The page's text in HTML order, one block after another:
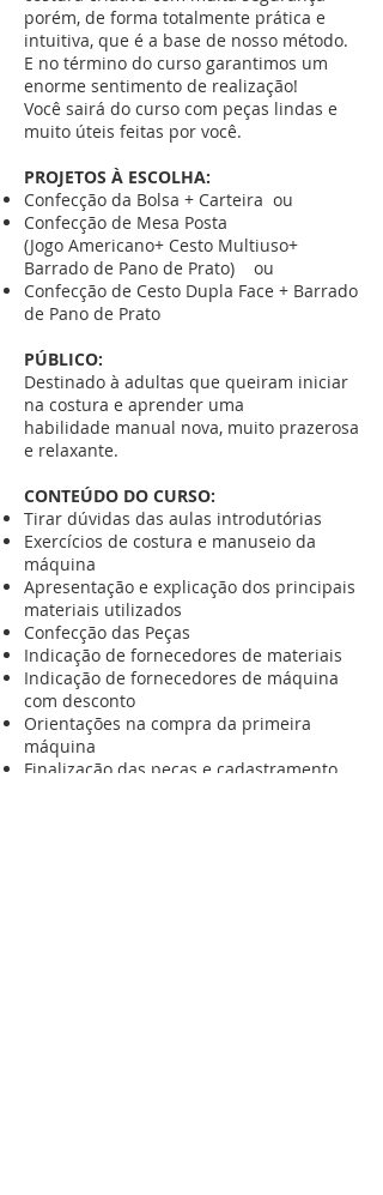
porém, de forma totalmente prática e
intuitiva, que é a base de nosso método.
E no término do curso garantimos um
enorme sentimento de realização!
Você sairá do curso com peças lindas e
muito úteis feitas por você.
PROJETOS À ESCOLHA:
Confecção da Bolsa + Carteira ou
Confecção de Mesa Posta
(Jogo Americano+ Cesto Multiuso+
Barrado de Pano de Prato) ou
Confecção de Cesto Dupla Face + Barrado
de Pano de Prato
PÚBLICO:
Destinado à adultas que queiram iniciar
na costura e aprender uma
habilidade manual nova, muito prazerosa
e relaxante.
CONTEÚDO DO CURSO:
Tirar dúvidas das aulas introdutórias
Exercícios de costura e manuseio da
máquina
Apresentação e explicação dos principais
materiais utilizados
Confecção das Peças
Indicação de fornecedores de materiais
Indicação de fornecedores de máquina
com desconto
Orientações na compra da primeira
máquina
Finalização das peças e cadastramento